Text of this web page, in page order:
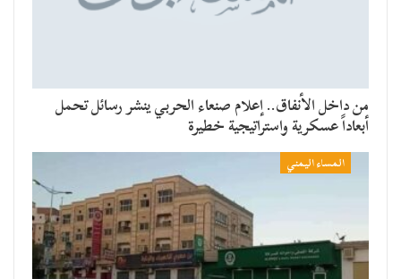
من داخل الأنفاق.. إعلام صنعاء الحربي ينشر رسائل تحمل
أبعاداً عسكرية واستراتيجية خطيرة
المساء اليمني